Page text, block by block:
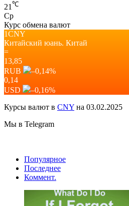
21℃
Ср
Курс обмена валют
1CNY
Китайский юань. Китай
=
13,85
RUB
–0,14%
0,14
USD
–0,16%
Курсы валют в CNY на 03.02.2025
Мы в Telegram
Популярное
Последнее
Коммент.